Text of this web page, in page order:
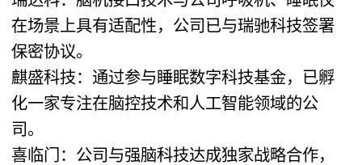
在场景上具有适配性，公司已与瑞驰科技签署
保密协议。
麒盛科技：通过参与睡眠数字科技基金，已孵
化一家专注在脑控技术和人工智能领域的公
司。
喜临门：公司与强脑科技达成独家战略合作，